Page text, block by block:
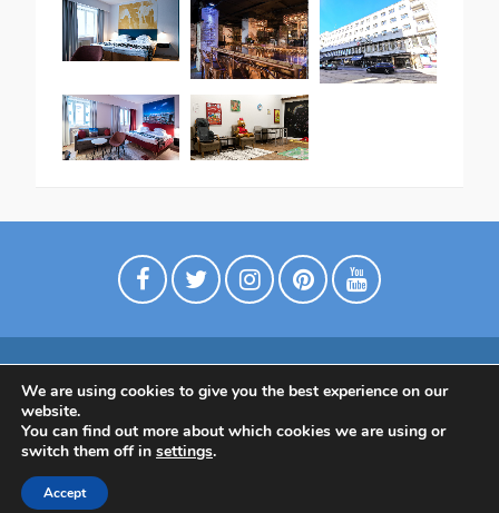
Digimarkkinointia matkailuyrityksille
Tietoa meistä
Ota yhtettä
Tietosuojaseloste
Tietoa Suomesta
We are using cookies to give you the best experience on our
website.
You can find out more about which cookies we are using or
switch them off in settings.
Accept